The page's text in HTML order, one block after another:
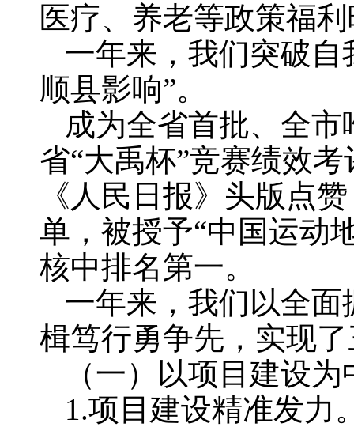
医疗、养老等政策福
一年来，我们突破
顺县影响”。
成为全省首批、全
省“大禹杯”竞赛绩效
《人民日报》头版点
单，被授予“中国运动
核中排名第一。
一年来，我们以全
楫笃行勇争先，实现
（一）以项目建设
1.项目建设精准发力